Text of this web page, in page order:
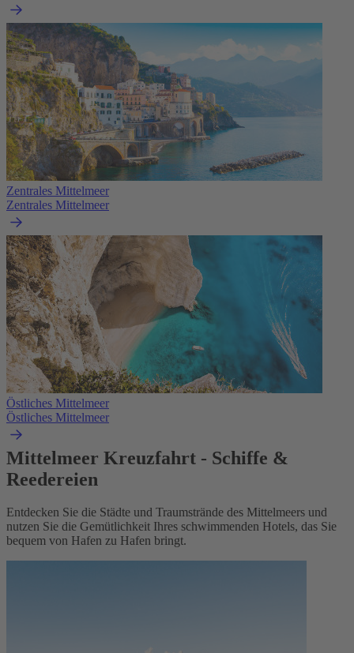
Zentrales Mittelmeer
Zentrales Mittelmeer
Östliches Mittelmeer
Östliches Mittelmeer
Mittelmeer Kreuzfahrt - Schiffe &
Reedereien
Entdecken Sie die Städte und Traumstrände des Mittelmeers und
nutzen Sie die Gemütlichkeit Ihres schwimmenden Hotels, das Sie
bequem von Hafen zu Hafen bringt.